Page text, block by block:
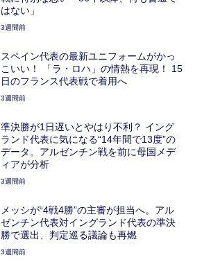
はない」
3週間前
スペイン代表の最新ユニフォームがかっ
こいい！ 「ラ・ロハ」の情熱を再現！ 15
日のフランス代表戦で着用へ
3週間前
準決勝が1日遅いとやはり不利？ イング
ランド代表に気になる“14年間で13度”の
データ。アルゼンチン戦を前に母国メデ
ィアが分析
3週間前
メッシが“4戦4勝”の主審が担当へ。アル
ゼンチン代表対イングランド代表の準決
勝で選出、判定巡る議論も再燃
3週間前